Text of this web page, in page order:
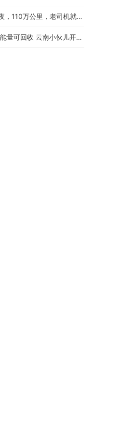
公里，老司机就是偏爱中国重汽！
云南小伙儿开着现代泓图EV放心跑烂路